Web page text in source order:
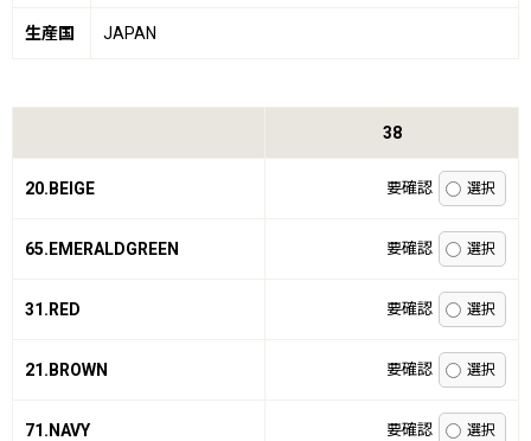
生産国 JAPAN
38
20.BEIGE 要確認
65.EMERALDGREEN 要確認
31.RED 要確認
21.BROWN 要確認
71.NAVY 要確認